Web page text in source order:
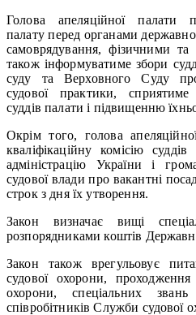
Голова апеляційної палати
палату перед органами
самоврядування, фізичними
також інформуватиме збори
суду та Верховного Суду про
судової практики, сприятиме
суддів палати і підвищенню
Окрім того, голова
кваліфікаційну комісію
адміністрацію України і
судової влади про вакантні
строк з дня їх утворення.
Закон визначає вищі
розпорядниками коштів
Закон також врегульовує
судової охорони,
охорони, спеціальних
співробітників Служби судової